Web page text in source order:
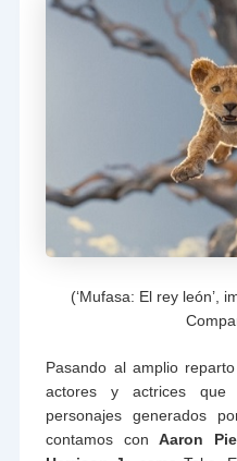
(‘Mufasa: El rey león’,
Pasando al amplio
actores y actrices
personajes generados
contamos conAaron